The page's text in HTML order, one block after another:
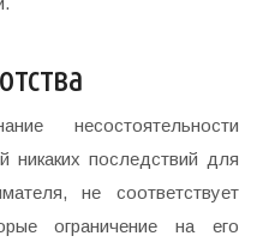
несостоятельности
никаких последствий для
не соответствует
ограничение на его